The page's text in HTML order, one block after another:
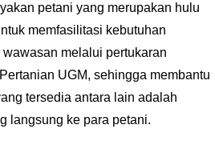
petani yang merupakan hulu
memfasilitasi kebutuhan
melalui pertukaran
UGM, sehingga membantu
tersedia antara lain adalah
langsung ke para petani.